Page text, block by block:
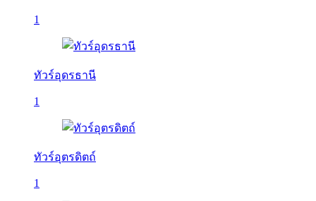
1
ทัวร์อุดรธานี
1
ทัวร์อุตรดิตถ์
1